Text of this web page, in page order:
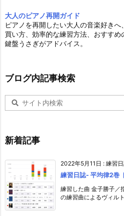
大人のピアノ再開ガイド
ピアノを再開したい大人の音楽好きへ
買い方、効率的な練習方法、おすすめ
鍵盤うさぎがアドバイス。
ブログ内記事検索
新着記事
2022年5月11日 : 練習
練習日誌- 平均律2巻
練習した曲 金子勝子／
の練習曲によるヴィル